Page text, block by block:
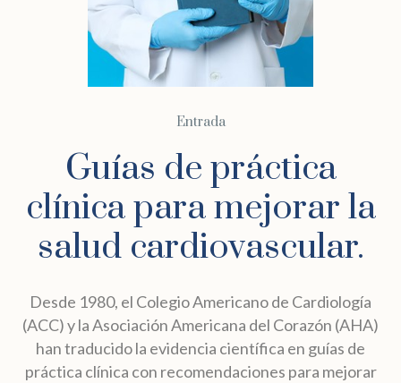
Entrada
Guías de práctica
clínica para mejorar la
salud cardiovascular.
Desde 1980, el Colegio Americano de Cardiología
(ACC) y la Asociación Americana del Corazón (AHA)
han traducido la evidencia científica en guías de
práctica clínica con recomendaciones para mejorar